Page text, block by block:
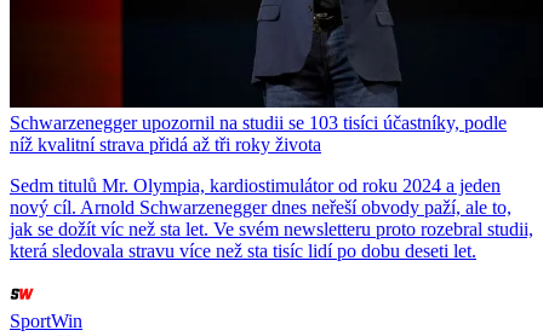
Schwarzenegger upozornil na studii se 103 tisíci účastníky, podle
níž kvalitní strava přidá až tři roky života
Sedm titulů Mr. Olympia, kardiostimulátor od roku 2024 a jeden
nový cíl. Arnold Schwarzenegger dnes neřeší obvody paží, ale to,
jak se dožít víc než sta let. Ve svém newsletteru proto rozebral studii,
která sledovala stravu více než sta tisíc lidí po dobu deseti let.
SportWin